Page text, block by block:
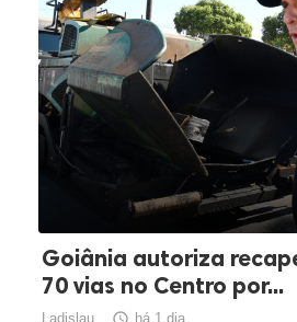
Goiânia autoriza
70 vias no Centro por...
Ladislau há 1 dia